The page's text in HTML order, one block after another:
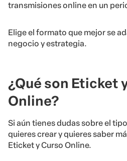
transmisiones online en un
Elige el formato que mejor se
negocio y estrategia.
¿Qué son Eticket
Online?
Si aún tienes dudas sobre el
quieres crear y quieres saber
Eticket y Curso Online.